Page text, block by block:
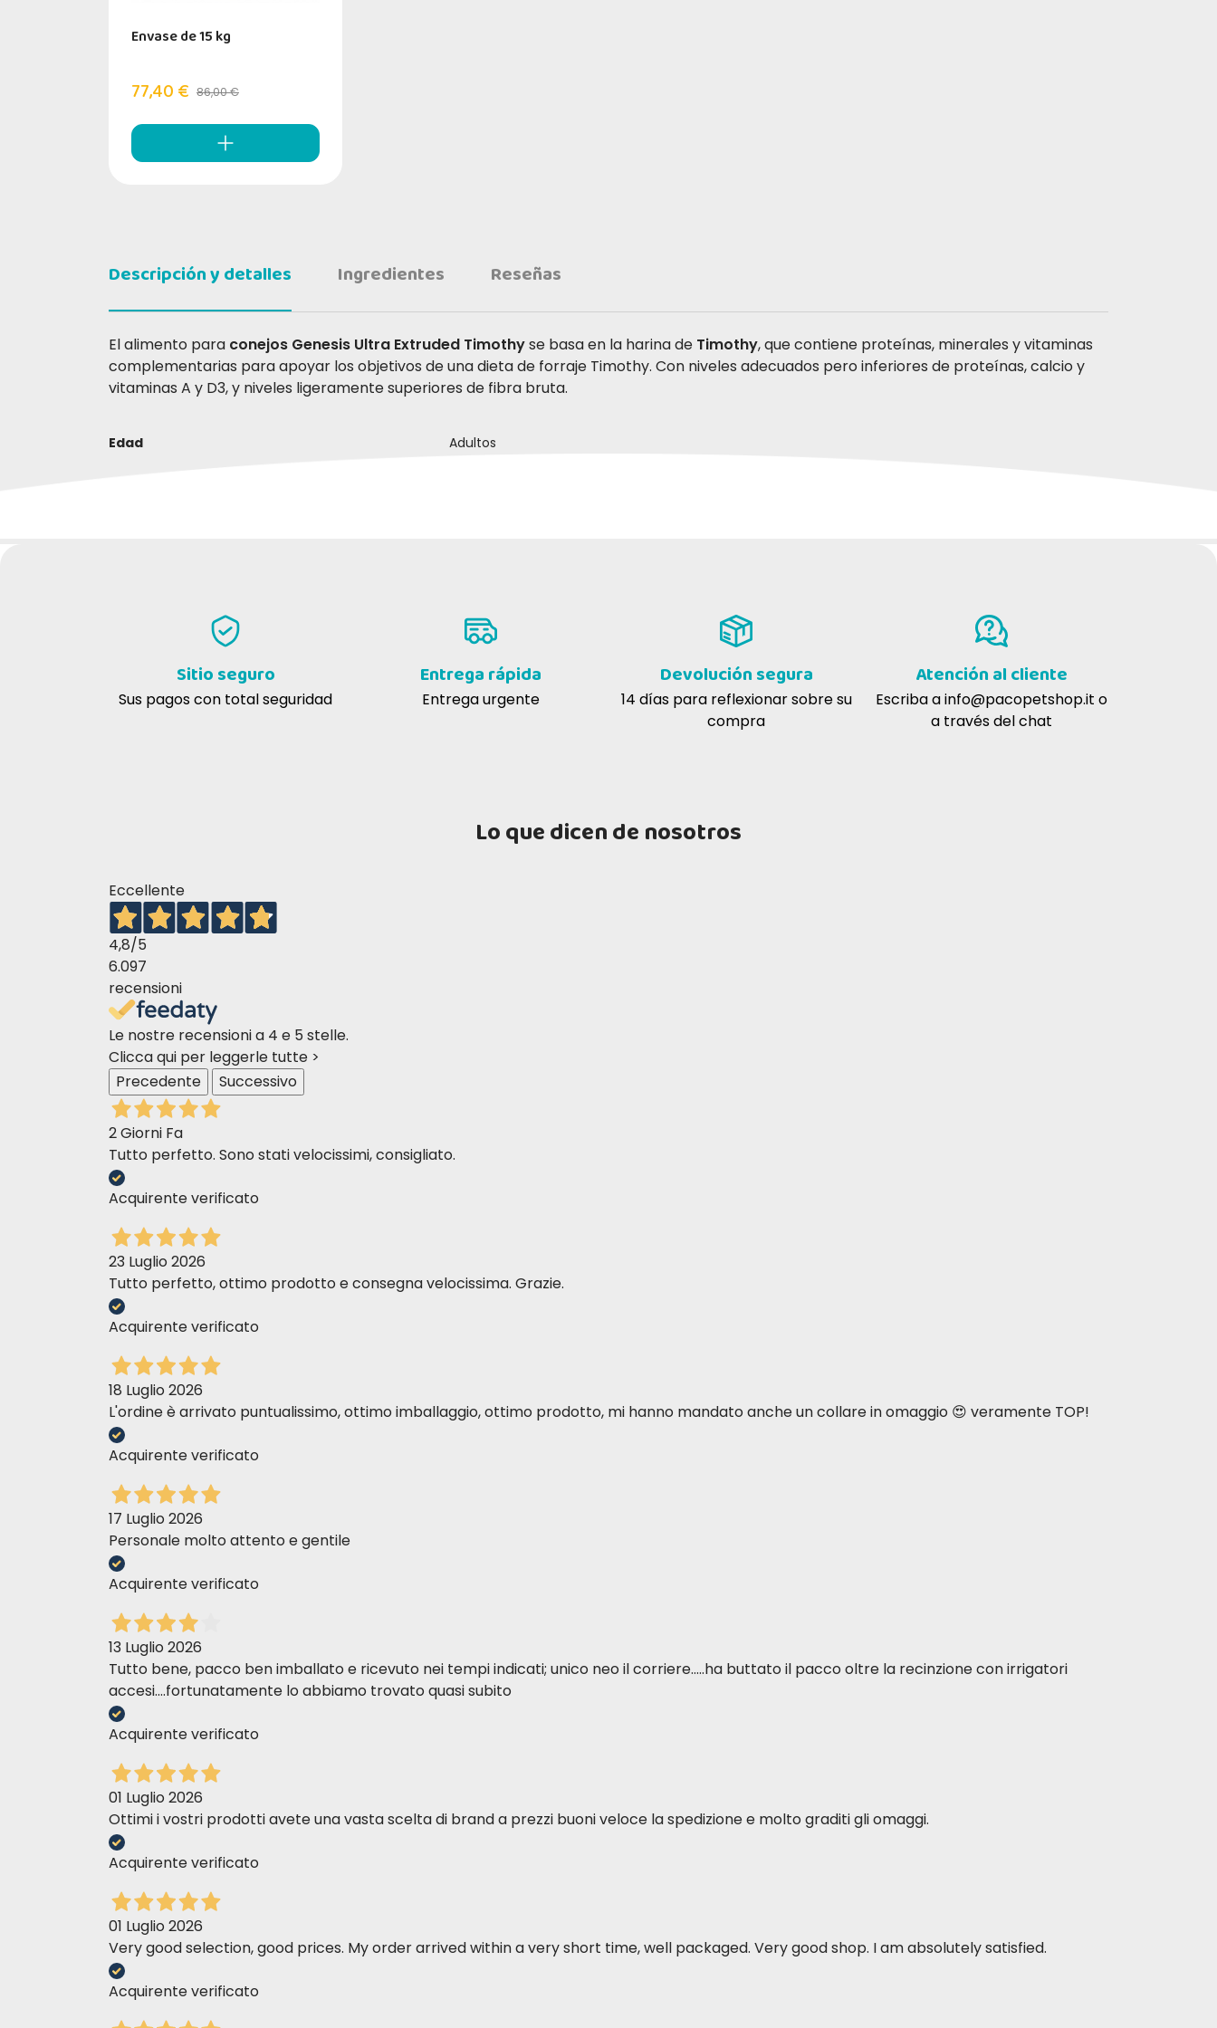
Envase de 15 kg
77,40 € 86,00 €
Descripción y detalles Ingredientes Reseñas
El alimento para conejos Genesis Ultra Extruded Timothyse basa en la harina de Timothy, que contiene proteínas, minerales y vitaminas
complementarias para apoyar los objetivos de una dieta de forraje Timothy. Con niveles adecuados pero inferiores de proteínas, calcio y
vitaminas A y D3, y niveles ligeramente superiores de fibra bruta.
Edad Adultos
Sitio seguro
Sus pagos con total seguridad
Entrega rápida
Entrega urgente
Devolución segura
14 días para reflexionar sobre su
compra
Atención al cliente
Escriba ainfo@pacopetshop.it o
a través del chat
Lo que dicen de nosotros
Eccellente
4,8/5
6.097
recensioni
Le nostre recensioni a 4 e 5 stelle.
Clicca qui per leggerle tutte >
Precedente
Successivo
2 Giorni Fa
Tutto perfetto. Sono stati velocissimi, consigliato.
Acquirente verificato
23 Luglio 2026
Tutto perfetto, ottimo prodotto e consegna velocissima. Grazie.
Acquirente verificato
18 Luglio 2026
L'ordine è arrivato puntualissimo, ottimo imballaggio, ottimo prodotto, mi hanno mandato anche un collare in omaggio 😍 veramente TOP!
Acquirente verificato
17 Luglio 2026
Personale molto attento e gentile
Acquirente verificato
13 Luglio 2026
Tutto bene, pacco ben imballato e ricevuto nei tempi indicati; unico neo il corriere.....ha buttato il pacco oltre la recinzione con irrigatori
accesi....fortunatamente lo abbiamo trovato quasi subito
Acquirente verificato
01 Luglio 2026
Ottimi i vostri prodotti avete una vasta scelta di brand a prezzi buoni veloce la spedizione e molto graditi gli omaggi.
Acquirente verificato
01 Luglio 2026
Very good selection, good prices. My order arrived within a very short time, well packaged. Very good shop. I am absolutely satisfied.
Acquirente verificato